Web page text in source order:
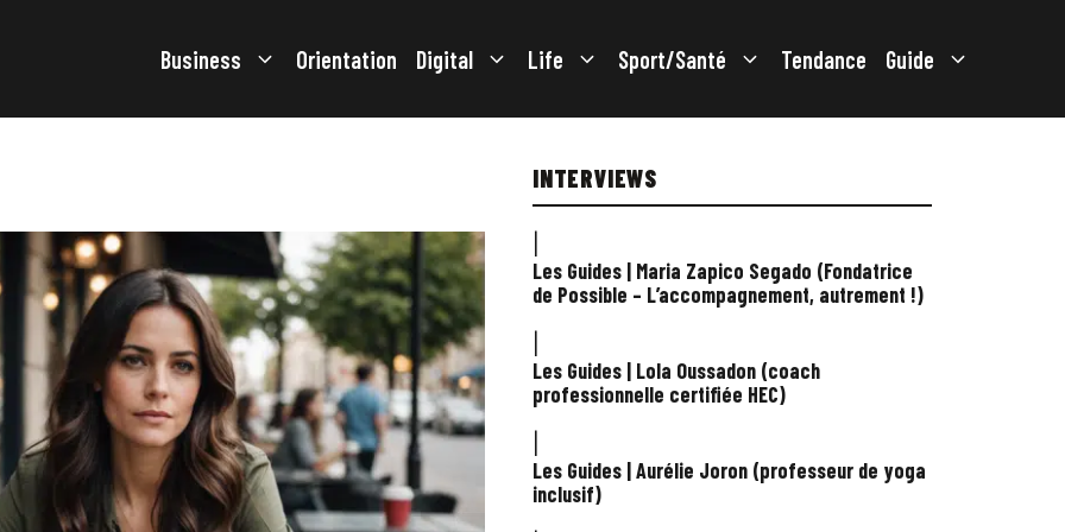
Business Orientation Digital Life Sport/Santé Tendance Guide
INTERVIEWS
Les Guides | Maria Zapico Segado (Fondatrice
de Possible – L’accompagnement, autrement !)
Les Guides | Lola Oussadon (coach
professionnelle certifiée HEC)
Les Guides | Aurélie Joron (professeur de yoga
inclusif)